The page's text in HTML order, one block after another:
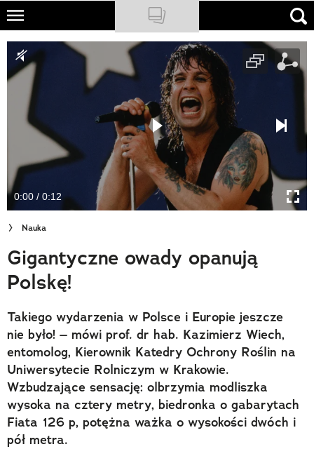
Skip
main
content
NATIONAL GEOGRAPHIC
TRAVELER
PODCASTY
Newsletter
Cuda Polski
Wielki Konkurs Fotograficzny
Trendbook Podróżniczy
Polecane
0:00 / 0:12
Nauka
Gigantyczne owady opanują
Polskę!
Takiego wydarzenia w Polsce i Europie jeszcze
nie było! – mówi prof. dr hab. Kazimierz Wiech,
entomolog, Kierownik Katedry Ochrony Roślin na
Uniwersytecie Rolniczym w Krakowie.
Wzbudzające sensację: olbrzymia modliszka
wysoka na cztery metry, biedronka o gabarytach
Fiata 126 p, potężna ważka o wysokości dwóch i
pół metra.